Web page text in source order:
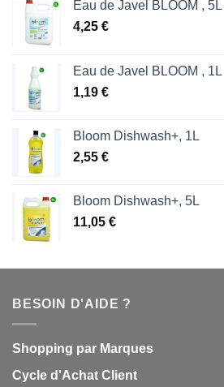
Eau de Javel BLOOM , 5L
4,25 €
Eau de Javel BLOOM , 1L
1,19 €
Bloom Dishwash+, 1L
2,55 €
Bloom Dishwash+, 5L
11,05 €
BESOIN D'AIDE ?
Shopping par Marques
Cycle d'Achat Client